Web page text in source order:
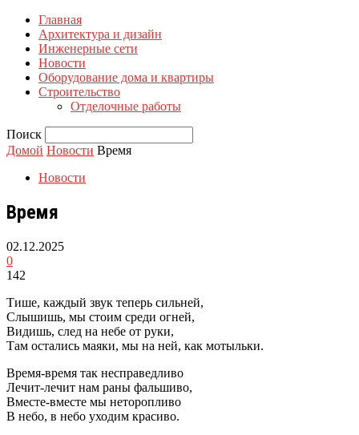
Главная
Архитектура и дизайн
Инженерные сети
Новости
Оборудование дома и квартиры
Строительство
Отделочные работы
Поиск
Домой Новости Время
Новости
Время
02.12.2025
0
142
Тише, каждый звук теперь сильней,
Слышишь, мы стоим среди огней,
Видишь, след на небе от руки,
Там остались маяки, мы на ней, как мотыльки.
Время-время так несправедливо
Лечит-лечит нам раны фальшиво,
Вместе-вместе мы неторопливо
В небо, в небо уходим красиво.